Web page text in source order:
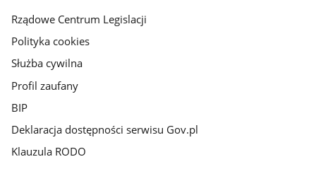
Rządowe Centrum Legislacji
Polityka cookies
Służba cywilna
Profil zaufany
BIP
Deklaracja dostępności serwisu Gov.pl
Klauzula RODO